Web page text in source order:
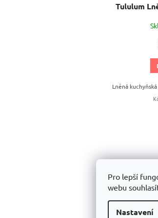
Pro lepší
webu
Nastavení
Tululum
Lněná